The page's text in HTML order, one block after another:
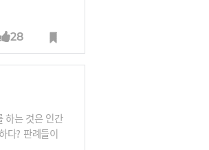
질 전환’의 법
고 함부로 말
들 중 누가 더
28
하는 것은 인간
다? 판례들이